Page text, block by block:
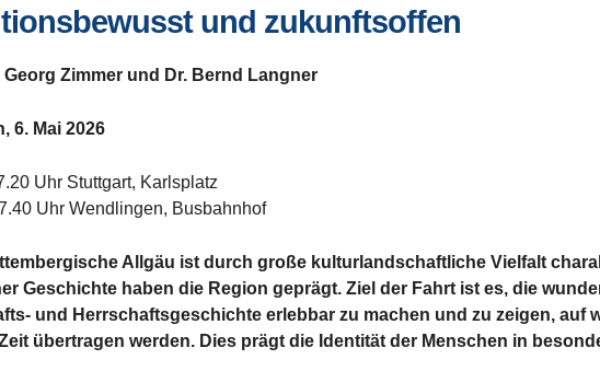
und zukunftsoffen
Georg Zimmer und Dr. Bernd Langner
6. Mai 2026
Uhr Stuttgart, Karlsplatz
Uhr Wendlingen, Busbahnhof
Allgäu ist durch große kulturlandschaftliche Vielfalt
Geschichte haben die Region geprägt. Ziel der Fahrt ist es, die
und Herrschaftsgeschichte erlebbar zu machen und zu zeigen, auf
übertragen werden. Dies prägt die Identität der Menschen in